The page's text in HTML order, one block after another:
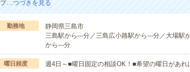
プ…つづきを見る
勤務地
静岡県三島市
三島駅から---分／三島広小路駅から---分／大場駅
から---分
曜日頻度 週4日～■曜日固定の相談OK！■希望の曜日があれ